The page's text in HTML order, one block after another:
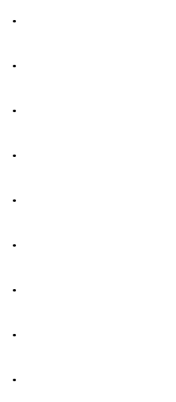
.
.
.
.
.
.
.
.
.